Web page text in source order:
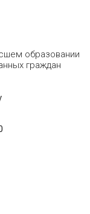
образовании
граждан